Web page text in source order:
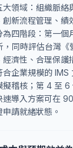
領域：組織脈絡
新流程管理、績
為四階段：第一個
，同時評估台灣《
濟性、合理保護
企業規模的 IMS
擬稽核；第 4 至 6
速導入方案可在
請就緒狀態。